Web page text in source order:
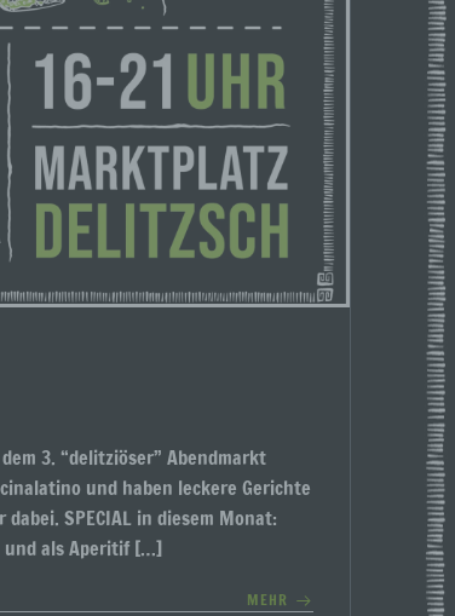
3. “delitziöser” Abendmarkt
und haben leckere Gerichte
SPECIAL in diesem Monat:
und als Aperitif […]
MEHR